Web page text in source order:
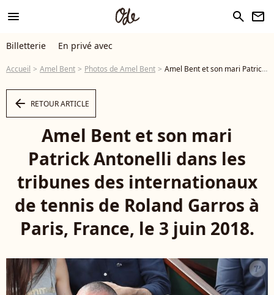
menu search newsletter
Billetterie En privé avec
Accueil Amel Bent Photos de Amel Bent Amel Bent et son mari Patrick Antonelli dans les tribunes des internationaux de tennis de Roland Garros à Paris, France, le 3 juin 2018. © Dominique Jacovides - Cyril Moreau/Bestimage - Photo
arrow_left RETOUR ARTICLE
Amel Bent et son mari
Patrick Antonelli dans les
tribunes des internationaux
de tennis de Roland Garros à
Paris, France, le 3 juin 2018.